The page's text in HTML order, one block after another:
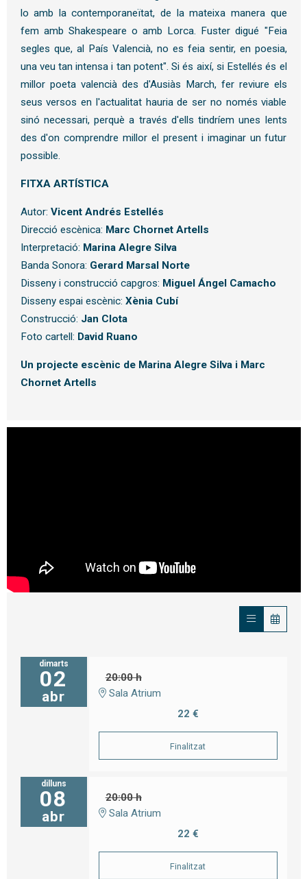
lo amb la contemporaneïtat, de la mateixa manera que
fem amb Shakespeare o amb Lorca. Fuster digué "Feia
segles que, al País Valencià, no es feia sentir, en poesia,
una veu tan intensa i tan potent". Si és així, si Estellés és el
millor poeta valencià des d'Ausiàs March, fer reviure els
seus versos en l'actualitat hauria de ser no només viable
sinó necessari, perquè a través d'ells tindríem unes lents
des d'on comprendre millor el present i imaginar un futur
possible.
FITXA ARTÍSTICA
Autor: Vicent Andrés Estellés
Direcció escènica: Marc Chornet Artells
Interpretació: Marina Alegre Silva
Banda Sonora: Gerard Marsal Norte
Disseny i construcció capgros: Miguel Ángel Camacho
Disseny espai escènic: Xènia Cubí
Construcció: Jan Clota
Foto cartell: David Ruano
Un projecte escènic de Marina Alegre Silva i Marc
Chornet Artells
dimarts
02
abr
20:00 h
Sala Atrium
22 €
Finalitzat
dilluns
08
abr
20:00 h
Sala Atrium
22 €
Finalitzat